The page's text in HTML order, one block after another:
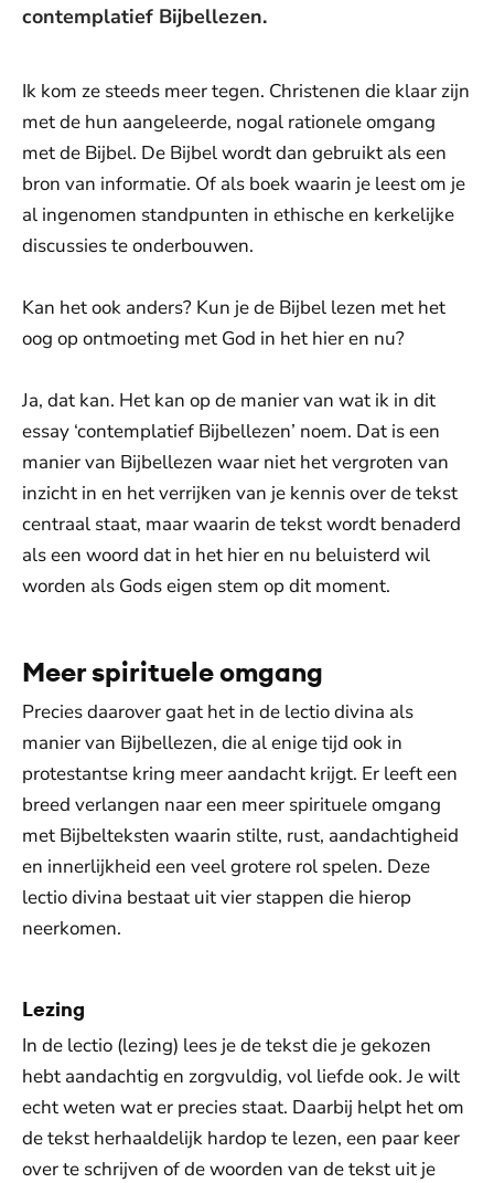
contemplatief Bijbellezen.
Ik kom ze steeds meer tegen. Christenen die klaar zijn
met de hun aangeleerde, nogal rationele omgang
met de Bijbel. De Bijbel wordt dan gebruikt als een
bron van informatie. Of als boek waarin je leest om je
al ingenomen standpunten in ethische en kerkelijke
discussies te onderbouwen.
Kan het ook anders? Kun je de Bijbel lezen met het
oog op ontmoeting met God in het hier en nu?
Ja, dat kan. Het kan op de manier van wat ik in dit
essay ‘contemplatief Bijbellezen’ noem. Dat is een
manier van Bijbellezen waar niet het vergroten van
inzicht in en het verrijken van je kennis over de tekst
centraal staat, maar waarin de tekst wordt benaderd
als een woord dat in het hier en nu beluisterd wil
worden als Gods eigen stem op dit moment.
Meer spirituele omgang
Precies daarover gaat het in de lectio divina als
manier van Bijbellezen, die al enige tijd ook in
protestantse kring meer aandacht krijgt. Er leeft een
breed verlangen naar een meer spirituele omgang
met Bijbelteksten waarin stilte, rust, aandachtigheid
en innerlijkheid een veel grotere rol spelen. Deze
lectio divina bestaat uit vier stappen die hierop
neerkomen.
Lezing
In de lectio (lezing) lees je de tekst die je gekozen
hebt aandachtig en zorgvuldig, vol liefde ook. Je wilt
echt weten wat er precies staat. Daarbij helpt het om
de tekst herhaaldelijk hardop te lezen, een paar keer
over te schrijven of de woorden van de tekst uit je